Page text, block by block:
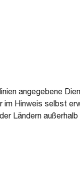
angegebene
im Hinweis selbst
Ländern außerhalb